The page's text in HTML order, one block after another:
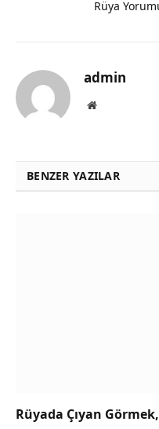
Rüya
admin
Website
BENZER YAZILAR
Rüyada Çıyan